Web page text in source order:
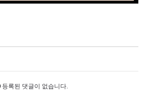
등록된 댓글이 없습니다.